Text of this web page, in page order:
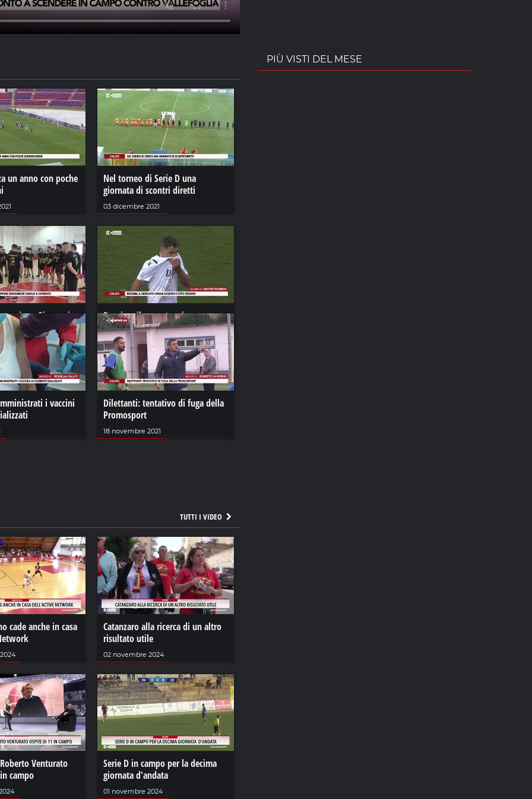
un anno con poche
Nel torneo di Serie D una
giornata di scontri diretti
03 dicembre 2021
Giovanni
Reggina, il mercato: cinque
acquisti e otto cessioni
01 febbraio 2022
i vaccini
Dilettanti: tentativo di fuga della
Promosport
18 novembre 2021
TUTTI I VIDEO
cade anche in casa
Catanzaro alla ricerca di un altro
risultato utile
02 novembre 2024
Venturato
campo
Serie D in campo per la decima
giornata d'andata
01 novembre 2024
PIÙ VISTI DEL MESE